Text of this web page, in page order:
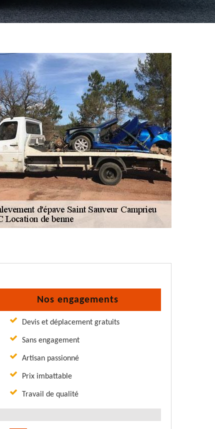
Nos engagements
Devis et déplacement gratuits
Sans engagement
Artisan passionné
Prix imbattable
Travail de qualité